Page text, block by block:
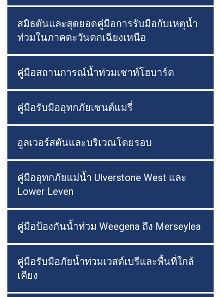
สมิธตันและสุดยอดคู่มือการรับมือกับเหตุน้ำ
ท่วมในภาคตะวันตกเฉียงเหนือ
คู่มือสถานการณ์น้ำท่วมเซาท์โฮบาร์ต
คู่มือรับมืออุทกภัยเซนต์แมรี่
อูลเวอร์สตันและบริเวณโดยรอบ
คู่มืออุทกภัยแม่น้ำ Ulverstone West และ
Lower Leven
คู่มือป้องกันน้ำท่วม Weegena ถึง Merseylea
คู่มือรับมือภัยน้ำท่วมเวสต์เบรีและพื้นที่ใกล้
เคียง